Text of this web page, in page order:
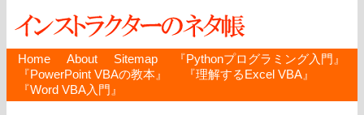
Home About Sitemap
『Pythonプログラミング入門』
『PowerPoint VBAの教本』
『理解するExcel VBA』
『Word VBA入門』